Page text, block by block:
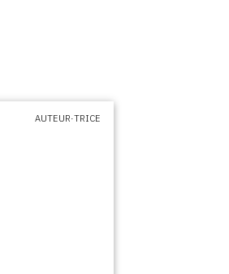
AUTEUR·TRICE